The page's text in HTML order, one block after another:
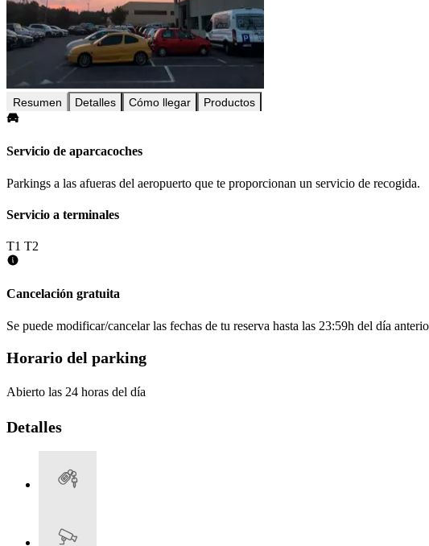
Resumen Detalles Cómo llegar Productos
Servicio de aparcacoches
Parkings a las afueras del aeropuerto que te proporcionan un servicio de recogida.
Servicio a terminales
T1 T2
Cancelación gratuita
Se puede modificar/cancelar las fechas de tu reserva hasta las 23:59h del día
Horario del parking
Abierto las 24 horas del día
Detalles